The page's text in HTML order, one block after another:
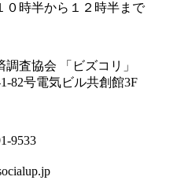
０時半から１２時半まで
査協会 「ビズコリ」
82号電気ビル共創館3F
9533